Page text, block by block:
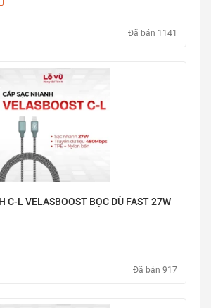
Đã bán 1141
C-L VELASBOOST BỌC DÙ FAST 27W
Đã bán 917